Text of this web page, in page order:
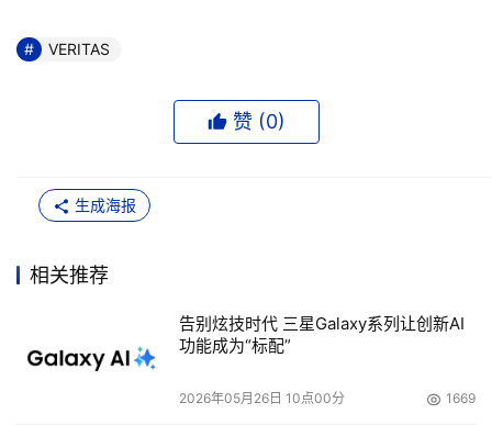
个美好的未来。
答：这个问题问得好。我个人认为，IT业目前正出现
2003年下半年。当然IT业全面复苏是否能真的到时如期而
管怎样，我认为IT业已经度过了最为艰难的时期。
问：Veritas前段时间爆出了两件大事。一是关于
VeritasCFO因假冒文凭而辞职；二是Veritas卷入了与AOL
VERITAS
赞 (0)
生成海报
相关推荐
告别炫技时代 三星Galaxy系列让创新AI
功能成为“标配”
2026年05月26日 10点00分 1669